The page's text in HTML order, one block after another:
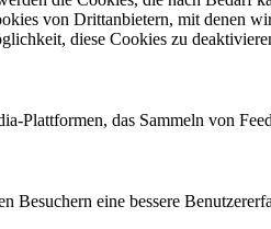
von Drittanbietern, mit denen
diese Cookies zu
Plattformen, das Sammeln von
Besuchern eine bessere